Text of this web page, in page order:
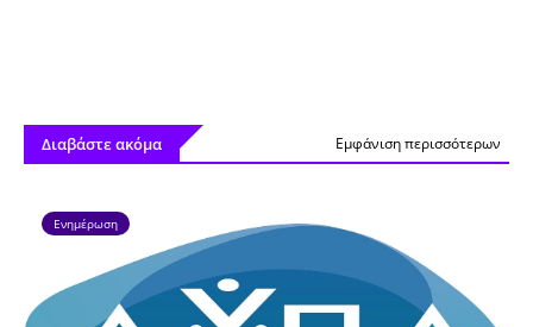
Διαβάστε ακόμα Εμφάνιση περισσότερων
Ενημέρωση